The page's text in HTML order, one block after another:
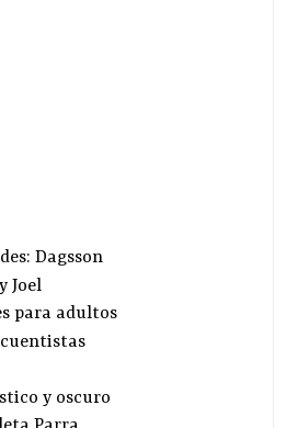
Dagsson
Joel
para adultos
y oscuro